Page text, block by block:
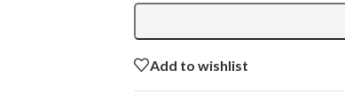
Add to wishlist